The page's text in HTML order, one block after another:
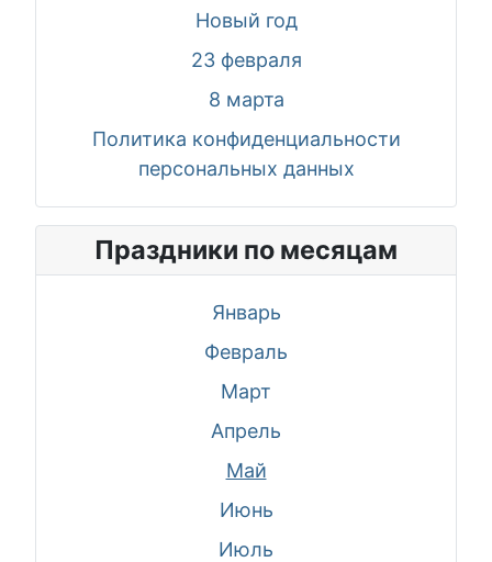
Новый год
23 февраля
8 марта
Политика конфиденциальности
персональных данных
Праздники по месяцам
Январь
Февраль
Март
Апрель
Май
Июнь
Июль